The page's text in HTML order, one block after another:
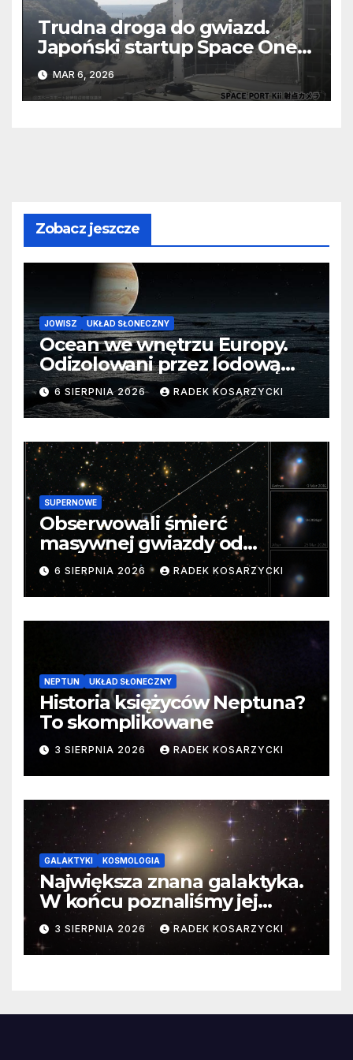
Trudna droga do gwiazd.
Japoński startup Space One
po raz trzeci przegrał z
grawitacją
MAR 6, 2026
Zobacz jeszcze
JOWISZ UKŁAD SŁONECZNY
Ocean we wnętrzu Europy.
Odizolowani przez lodową
barierę
6 SIERPNIA 2026 RADEK KOSARZYCKI
SUPERNOWE
Obserwowali śmierć
masywnej gwiazdy od
samego początku. Niezwykle
cenne dane
6 SIERPNIA 2026 RADEK KOSARZYCKI
NEPTUN UKŁAD SŁONECZNY
Historia księżyców Neptuna?
To skomplikowane
3 SIERPNIA 2026 RADEK KOSARZYCKI
GALAKTYKI KOSMOLOGIA
Największa znana galaktyka.
W końcu poznaliśmy jej
faktyczne wymiary
3 SIERPNIA 2026 RADEK KOSARZYCKI